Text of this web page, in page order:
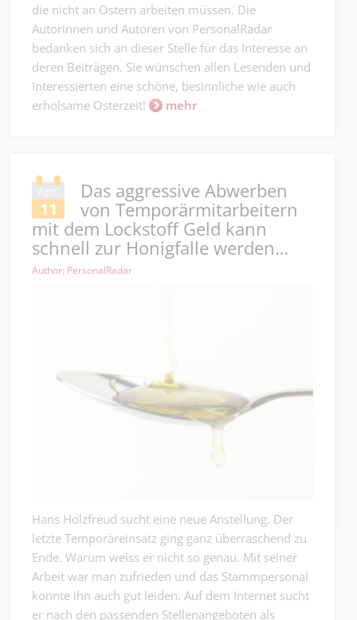
die nicht an Ostern arbeiten müssen. Die
Autorinnen und Autoren von PersonalRadar
bedanken sich an dieser Stelle für das Interesse an
deren Beiträgen. Sie wünschen allen Lesenden und
Interessierten eine schöne, besinnliche wie auch
erholsame Osterzeit!
mehr
Apr.
11
Das aggressive Abwerben
von Temporärmitarbeitern
mit dem Lockstoff Geld kann
schnell zur Honigfalle werden…
Author: PersonalRadar
Hans Holzfreud sucht eine neue Anstellung. Der
letzte Temporäreinsatz ging ganz überraschend zu
Ende. Warum weiss er nicht so genau. Mit seiner
Arbeit war man zufrieden und das Stammpersonal
konnte ihn auch gut leiden. Auf dem Internet sucht
er nach den passenden Stellenangeboten als